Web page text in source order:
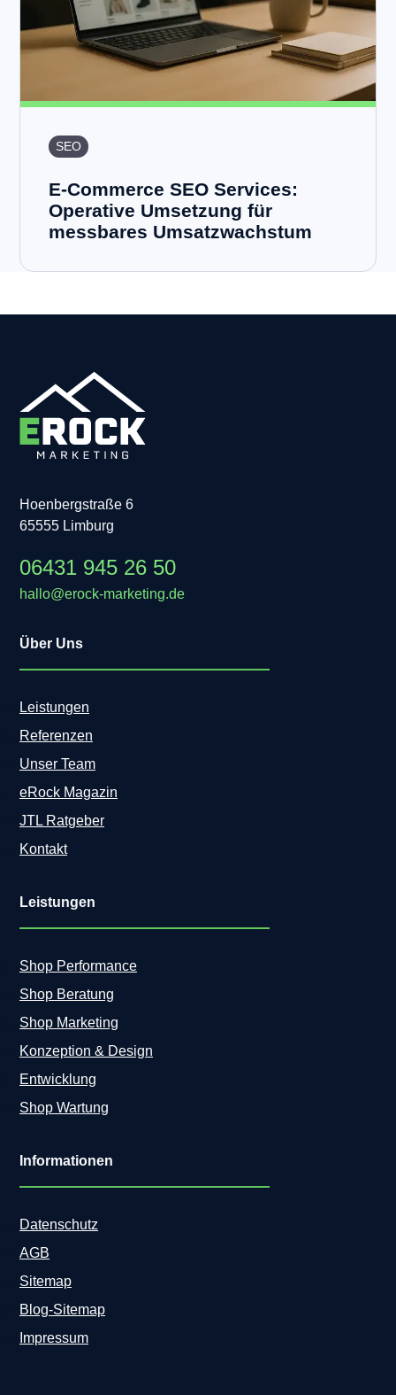
SEO
E-Commerce SEO Services:
Operative Umsetzung für
messbares Umsatzwachstum
Hoenbergstraße 6
65555 Limburg
06431 945 26 50
hallo@erock-marketing.de
Über Uns
Leistungen
Referenzen
Unser Team
eRock Magazin
JTL Ratgeber
Kontakt
Leistungen
Shop Performance
Shop Beratung
Shop Marketing
Konzeption & Design
Entwicklung
Shop Wartung
Informationen
Datenschutz
AGB
Sitemap
Blog-Sitemap
Impressum